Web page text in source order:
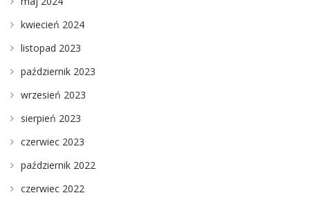
kwiecień 2024
listopad 2023
październik 2023
wrzesień 2023
sierpień 2023
czerwiec 2023
październik 2022
czerwiec 2022